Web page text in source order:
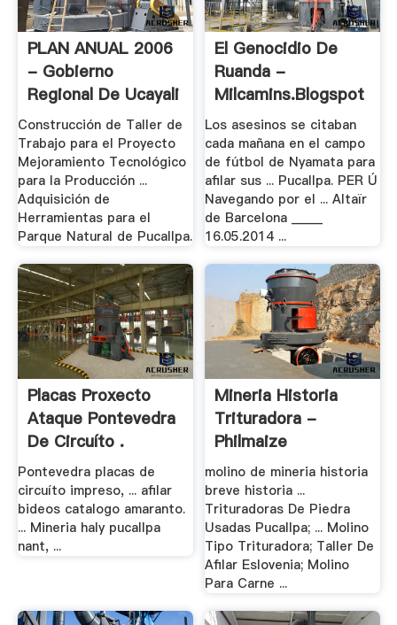
PLAN ANUAL 2006
- Gobierno
Regional De Ucayali
| .
Construcción de Taller de
Trabajo para el Proyecto
Mejoramiento Tecnológico
para la Producción ...
Adquisición de
Herramientas para el
Parque Natural de Pucallpa.
El Genocidio De
Ruanda -
Milcamins.blogspot
Los asesinos se citaban
cada mañana en el campo
de fútbol de Nyamata para
afilar sus ... Pucallpa. PER Ú
Navegando por el ... Altaïr
de Barcelona _____
16.05.2014 ...
Placas Proxecto
Ataque Pontevedra
De Circuíto .
Pontevedra placas de
circuíto impreso, ... afilar
bideos catalogo amaranto.
... Mineria haly pucallpa
nant, ...
Mineria Historia
Trituradora -
Philmaize
molino de mineria historia
breve historia ...
Trituradoras De Piedra
Usadas Pucallpa; ... Molino
Tipo Trituradora; Taller De
Afilar Eslovenia; Molino
Para Carne ...